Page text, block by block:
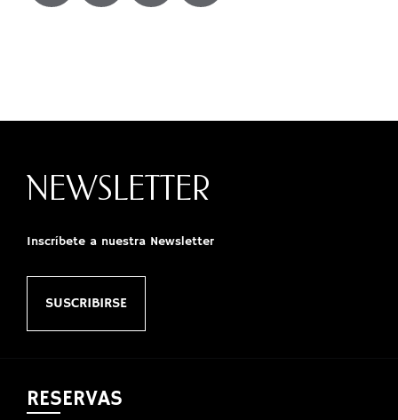
NEWSLETTER
Inscríbete a nuestra Newsletter
SUSCRIBIRSE
RESERVAS